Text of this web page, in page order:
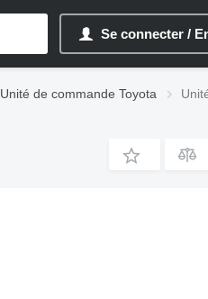
Se connecter /
Unité de commande Toyota